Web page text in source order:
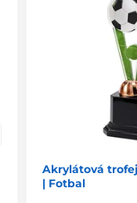
Akrylátová trofej
| Fotbal